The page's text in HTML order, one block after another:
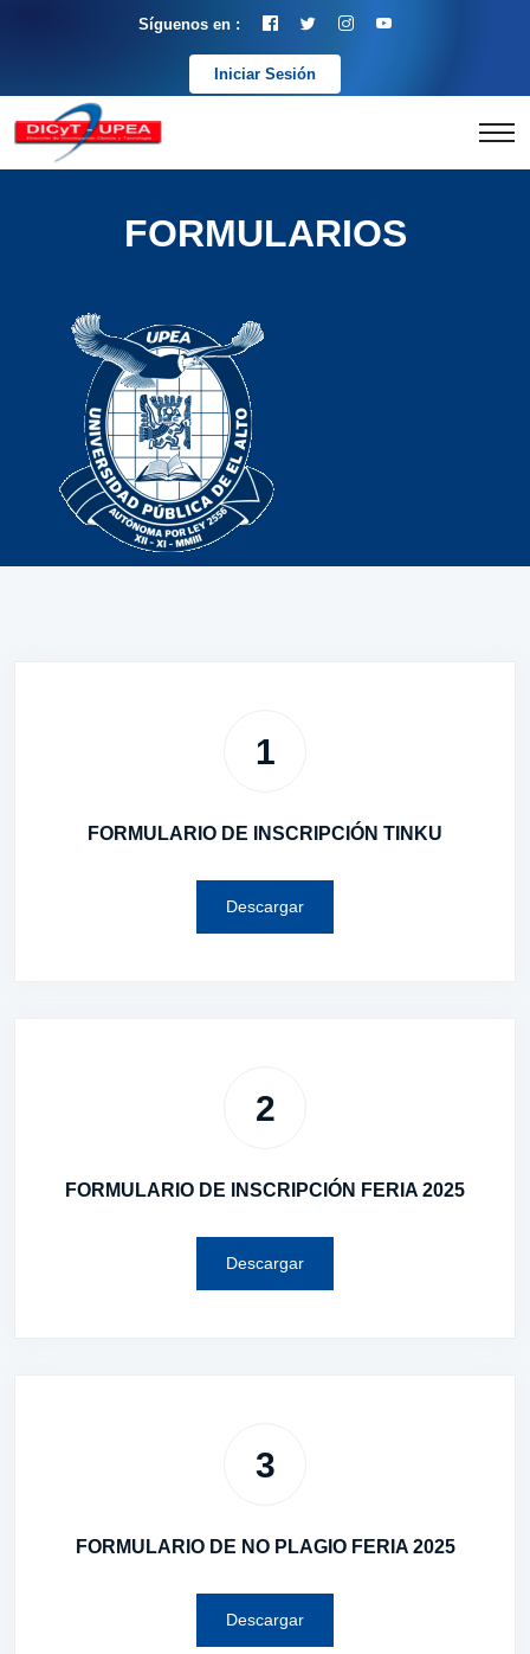
Síguenos en :
Iniciar Sesión
FORMULARIOS
1
FORMULARIO DE INSCRIPCIÓN TINKU
Descargar
2
FORMULARIO DE INSCRIPCIÓN FERIA 2025
Descargar
3
FORMULARIO DE NO PLAGIO FERIA 2025
Descargar